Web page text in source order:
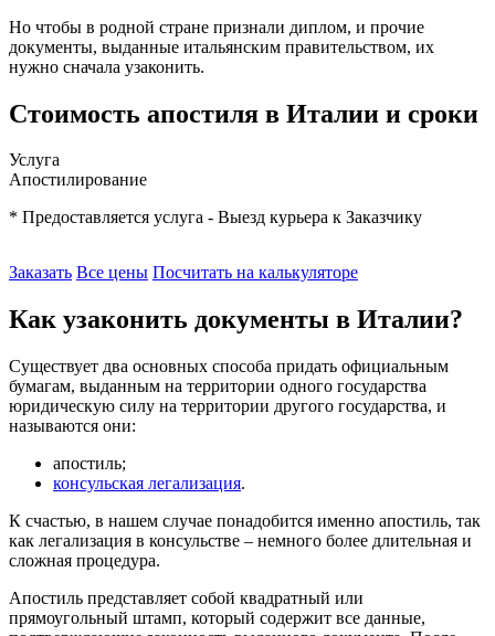
Но чтобы в родной стране признали диплом, и прочие
документы, выданные итальянским правительством, их
нужно сначала узаконить.
Стоимость апостиля в Италии и сроки
Услуга
Апостилирование
* Предоставляется услуга - Выезд курьера к Заказчику
Заказать Все цены Посчитать на калькуляторе
Как узаконить документы в Италии?
Существует два основных способа придать официальным
бумагам, выданным на территории одного государства
юридическую силу на территории другого государства, и
называются они:
апостиль;
консульская легализация.
К счастью, в нашем случае понадобится именно апостиль, так
как легализация в консульстве – немного более длительная и
сложная процедура.
Апостиль представляет собой квадратный или
прямоугольный штамп, который содержит все данные,